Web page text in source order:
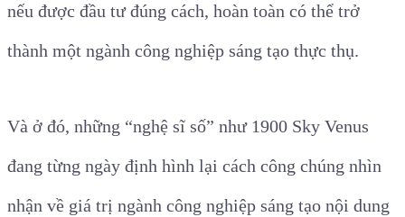
nếu được đầu tư đúng cách, hoàn toàn có thể trở
thành một ngành công nghiệp sáng tạo thực thụ.
Và ở đó, những “nghệ sĩ số” như 1900 Sky Venus
đang từng ngày định hình lại cách công chúng nhìn
nhận về giá trị ngành công nghiệp sáng tạo nội dung